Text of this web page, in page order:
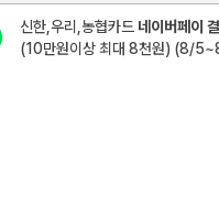
신한,우리,농협카드 네이버페이
(10만원이상 최대 8천원) (8/